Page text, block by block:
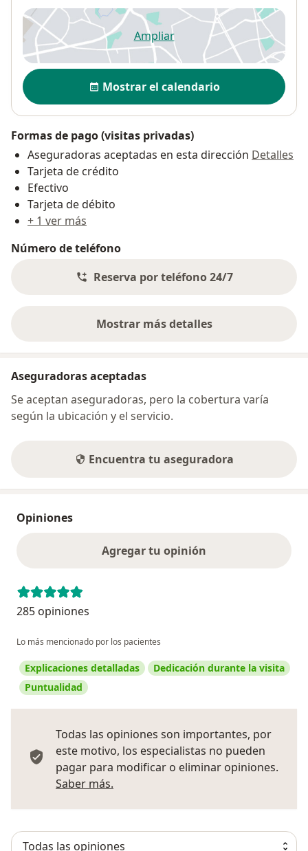
Ampliarse abre en una nueva
Disponibilidad
Mostrar el calendario
Formas de pago (visitas privadas)
Aseguradoras aceptadas en esta dirección Detalles
Tarjeta de crédito
Efectivo
Tarjeta de débito
+ 1 ver más
Número de teléfono
Reserva por teléfono 24/7
Mostrar más detalles
sobre la dirección
Aseguradoras aceptadas
Se aceptan aseguradoras, pero la cobertura varía
según la ubicación y el servicio.
Encuentra tu aseguradora
Opiniones
Agregar tu opinión
285 opiniones
Lo más mencionado por los pacientes
Explicaciones detalladas
Dedicación durante la visita
Puntualidad
Todas las opiniones son importantes, por
este motivo, los especialistas no pueden
pagar para modificar o eliminar opiniones.
Saber más.